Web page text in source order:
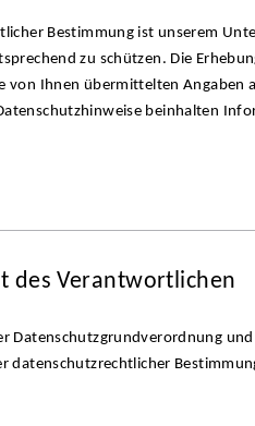
Bestimmung ist unserem
zu schützen. Die
von Ihnen übermittelten Angaben
beinhalten
des Verantwortlichen
Datenschutzgrundverordnung
datenschutzrechtlicher